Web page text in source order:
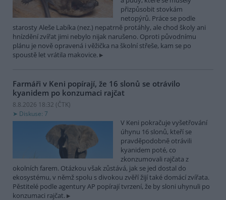
přizpůsobit stovkám
netopýrů. Práce se podle
starosty Aleše Labíka (nez.) nepatrně protáhly, ale chod školy ani
hnízdění zvířat jimi nebylo nijak narušeno. Oproti původnímu
plánu je nově opravená i věžička na školní střeše, kam se po
spoustě let vrátila makovice.
Farmáři v Keni popírají, že 16 slonů se otrávilo
kyanidem po konzumaci rajčat
8.8.2026 18:32 (ČTK)
Diskuse: 7
V Keni pokračuje vyšetřování
úhynu 16 slonů, kteří se
pravděpodobně otrávili
kyanidem poté, co
zkonzumovali rajčata z
okolních farem. Otázkou však zůstává, jak se jed dostal do
ekosystému, v němž spolu s divokou zvěří žijí také domácí zvířata.
Pěstitelé podle agentury AP popírají tvrzení, že by sloni uhynuli po
konzumaci rajčat.